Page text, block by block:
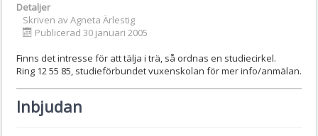
Detaljer
Skriven avAgneta Ärlestig
Publicerad 30 januari 2005
Finns det intresse för att tälja i trä, så ordnas en studiecirkel.
Ring 12 55 85, studieförbundet vuxenskolan för mer info/anmälan.
Inbjudan